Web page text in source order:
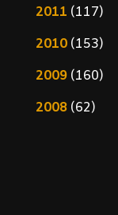
2011 (117)
2010(153)
2009(160)
2008(62)